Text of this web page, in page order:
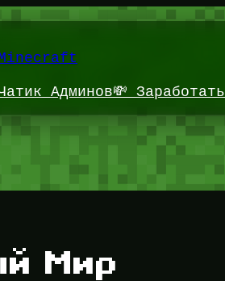
Админов💸 Заработать
Мир